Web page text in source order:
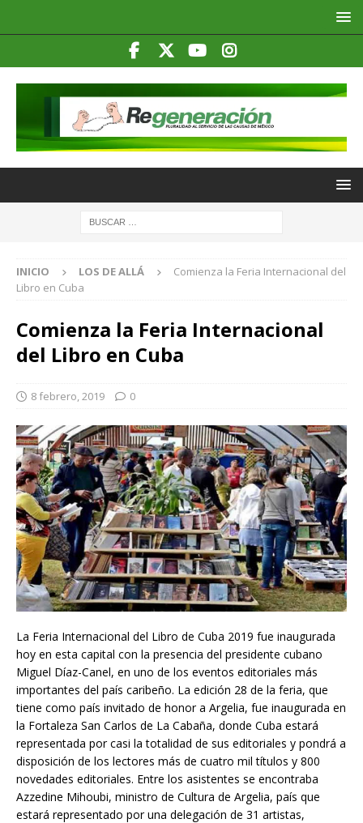
INICIO LOS DE ALLÁ
Comienza la Feria Internacional del
Libro en Cuba
Comienza la Feria Internacional
del Libro en Cuba
8 febrero, 2019 0
La Feria Internacional del Libro de Cuba 2019 fue inaugurada
hoy en esta capital con la presencia del presidente cubano
Miguel Díaz-Canel, en uno de los eventos editoriales más
importantes del país caribeño. La edición 28 de la feria, que
tiene como país invitado de honor a Argelia, fue inaugurada en
la Fortaleza San Carlos de La Cabaña, donde Cuba estará
representada por casi la totalidad de sus editoriales y pondrá a
disposición de los lectores más de cuatro mil títulos y 800
novedades editoriales. Entre los asistentes se encontraba
Azzedine Mihoubi, ministro de Cultura de Argelia, país que
estará representado por una delegación de 31 artistas,